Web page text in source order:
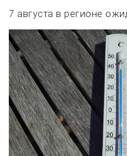
7 августа в регионе